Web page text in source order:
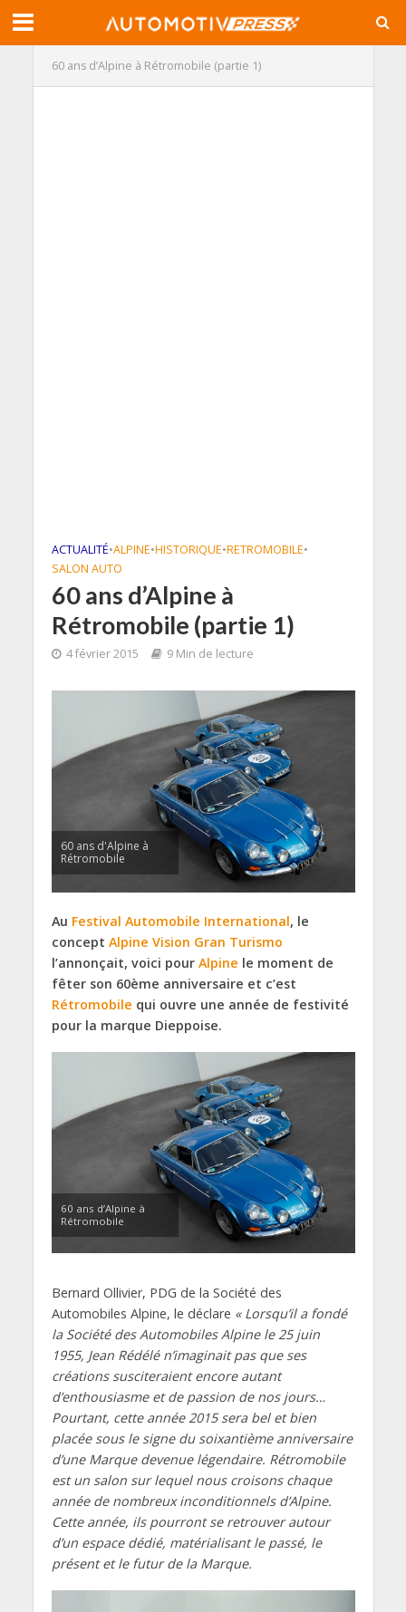
60 ans d’Alpine à Rétromobile (partie 1)
ACTUALITÉ•ALPINE•HISTORIQUE•RETROMOBILE•
SALON AUTO
60 ans d’Alpine à
Rétromobile (partie 1)
4 février 2015 9 Min de lecture
60 ans d'Alpine à
Rétromobile
Au Festival Automobile International, le
concept Alpine Vision Gran Turismo
l’annonçait, voici pour Alpine le moment de
fêter son 60ème anniversaire et c’est
Rétromobile qui ouvre une année de festivité
pour la marque Dieppoise.
60 ans d’Alpine à
Rétromobile
Bernard Ollivier, PDG de la Société des
Automobiles Alpine, le déclare « Lorsqu’il a fondé
la Société des Automobiles Alpine le 25 juin
1955, Jean Rédélé n’imaginait pas que ses
créations susciteraient encore autant
d’enthousiasme et de passion de nos jours…
Pourtant, cette année 2015 sera bel et bien
placée sous le signe du soixantième anniversaire
d’une Marque devenue légendaire. Rétromobile
est un salon sur lequel nous croisons chaque
année de nombreux inconditionnels d’Alpine.
Cette année, ils pourront se retrouver autour
d’un espace dédié, matérialisant le passé, le
présent et le futur de la Marque.